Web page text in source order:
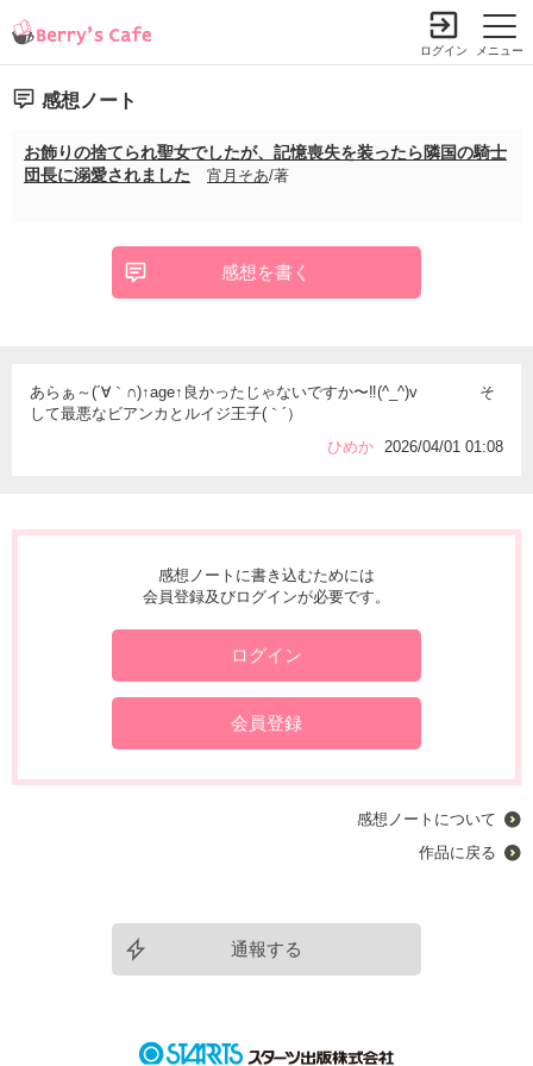
メニュー
ログイン
感想ノート
お飾りの捨てられ聖女でしたが、記憶喪失を装ったら隣国の騎士
団長に溺愛されました
宵月そあ/著
感想を書く
あらぁ～(´∀｀∩)↑age↑良かったじゃないですか〜‼️(^_^)v そ
して最悪なビアンカとルイジ王子(｀´）
ひめか
2026/04/01 01:08
感想ノートに書き込むためには
会員登録及びログインが必要です。
ログイン
会員登録
感想ノートについて
作品に戻る
通報する